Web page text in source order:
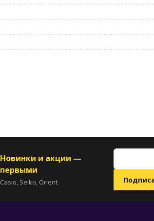
Новинки и акции —
первыми
Casio, Seiko, Orient